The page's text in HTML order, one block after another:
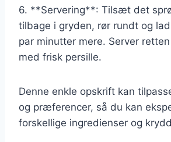
6. **Servering**: Tilsæt det
tilbage i gryden, rør rundt og
par minutter mere. Server
med frisk persille.
Denne enkle opskrift kan
og præferencer, så du kan
forskellige ingredienser og